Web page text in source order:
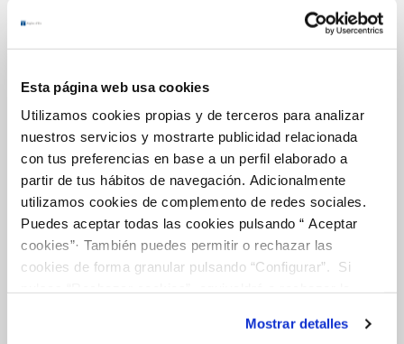
Esta página web usa cookies
Utilizamos cookies propias y de terceros para analizar
nuestros servicios y mostrarte publicidad relacionada
con tus preferencias en base a un perfil elaborado a
partir de tus hábitos de navegación. Adicionalmente
utilizamos cookies de complemento de redes sociales.
Puedes aceptar todas las cookies pulsando “ Aceptar
cookies”· También puedes permitir o rechazar las
cookies de forma granular pulsando “Configurar”. Si
son indispensables para que el sitio web funcione y que
Mostrar detalles
MODIFICACIÓN DE DATOS
OTRAS GESTIONES
TODAS LAS GESTIONES
Tu Servicio